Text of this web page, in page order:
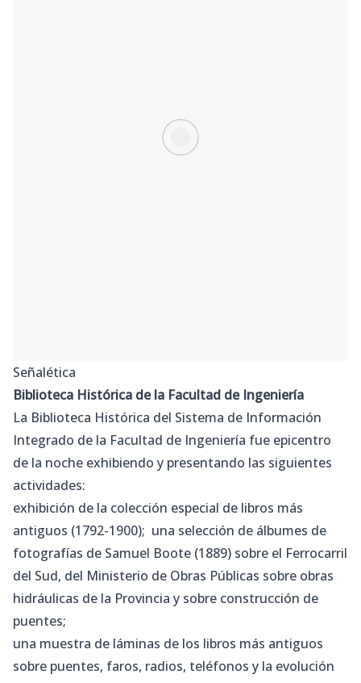
Señalética
Biblioteca Histórica de la Facultad de Ingeniería
La Biblioteca Histórica del Sistema de Información
Integrado de la Facultad de Ingeniería fue epicentro
de la noche exhibiendo y presentando las siguientes
actividades:
exhibición de la colección especial de libros más
antiguos (1792-1900); una selección de álbumes de
fotografías de Samuel Boote (1889) sobre el Ferrocarril
del Sud, del Ministerio de Obras Públicas sobre obras
hidráulicas de la Provincia y sobre construcción de
puentes;
una muestra de láminas de los libros más antiguos
sobre puentes, faros, radios, teléfonos y la evolución